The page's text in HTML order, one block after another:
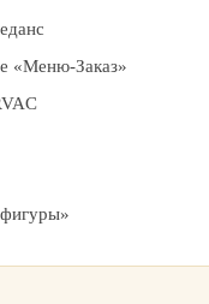
«Меню-Заказ»